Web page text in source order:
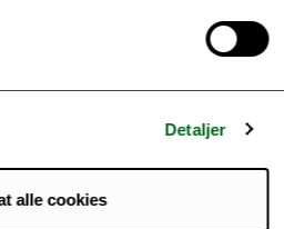
Detaljer
alle cookies